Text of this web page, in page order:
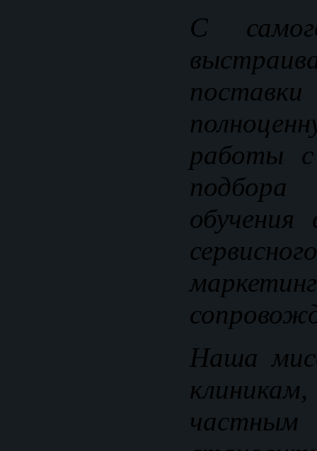
С
работы
обучения
Наша